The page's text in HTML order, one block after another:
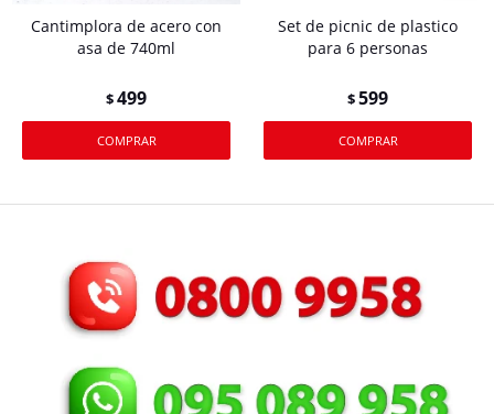
Cantimplora de acero con
asa de 740ml
$499
Set de picnic de plastico
para 6 personas
$599